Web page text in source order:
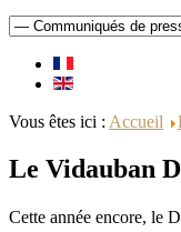
Vous êtes ici : Accueil
Le Vidauban
Cette année encore, le